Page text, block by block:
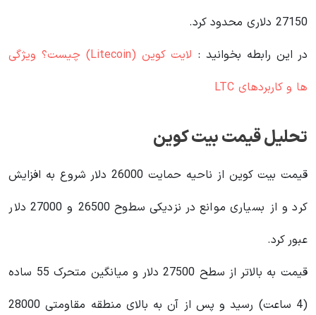
27150 دلاری محدود کرد.
در این رابطه بخوانید‌ :
لایت کوین (Litecoin) چیست؟ ویژگی
ها و کاربردهای LTC
تحلیل قیمت بیت کوین
قیمت بیت کوین از ناحیه حمایت 26000 دلار شروع به افزایش
کرد و از بسیاری موانع در نزدیکی سطوح 26500 و 27000 دلار
عبور کرد.
قیمت به بالاتر از سطح 27500 دلار و میانگین متحرک 55 ساده
(4 ساعت) رسید و پس از آن به بالای منطقه مقاومتی 28000